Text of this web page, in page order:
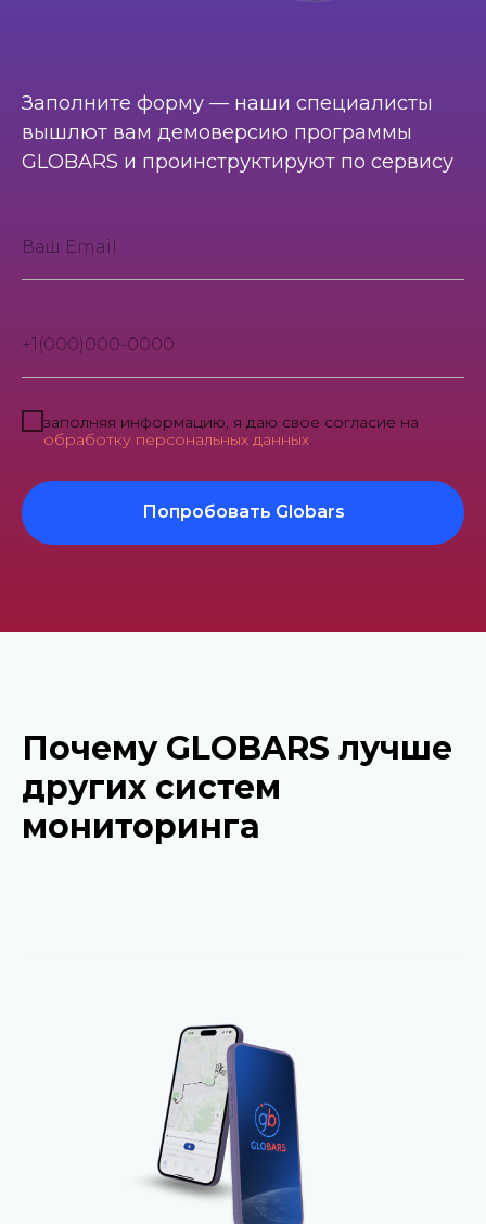
Заполните форму — наши специалисты
вышлют вам демоверсию программы
GLOBARS и проинструктируют по сервису
заполняя информацию, я даю свое согласие на
обработку персональных данных.
Попробовать Globars
Почему GLOBARS лучше
других систем
мониторинга